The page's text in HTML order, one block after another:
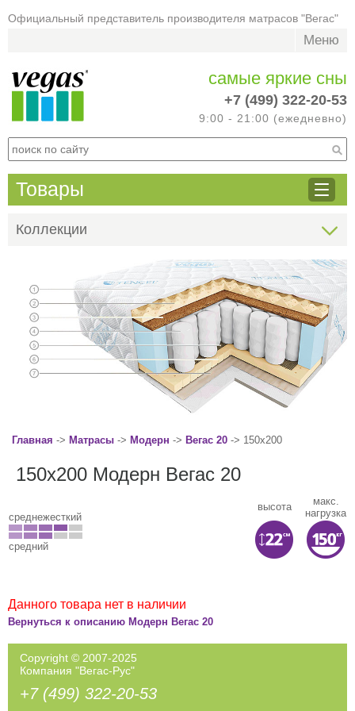
Официальный представитель производителя матрасов "Вегас"
Меню
самые яркие сны
+7 (499) 322-20-53
9:00 - 21:00 (ежедневно)
Товары
Коллекции
Главная -> Матрасы -> Модерн -> Вегас 20 -> 150x200
150x200 Модерн Вегас 20
среднежесткий
средний
высота
макс.
нагрузка
Данного товара нет в наличии
Вернуться к описанию Модерн Вегас 20
Copyright © 2007-2025
Компания "Вегас-Рус"
+7 (499) 322-20-53